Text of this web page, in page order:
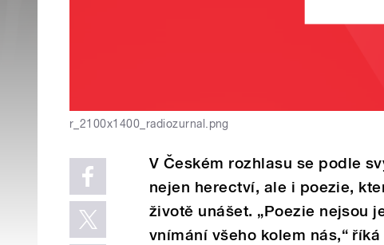
r_2100x1400_radiozurnal.png
V Českém rozhlasu se podle
nejen herectví, ale i poezie,
životě unášet. „Poezie nejsou
vnímání všeho kolem nás,“